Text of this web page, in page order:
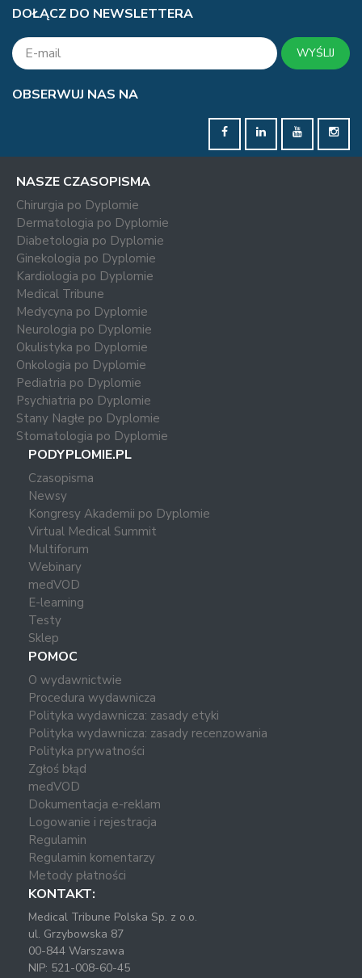
DOŁĄCZ DO NEWSLETTERA
WYŚLIJ
OBSERWUJ NAS NA
NASZE CZASOPISMA
Chirurgia po Dyplomie
Dermatologia po Dyplomie
Diabetologia po Dyplomie
Ginekologia po Dyplomie
Kardiologia po Dyplomie
Medical Tribune
Medycyna po Dyplomie
Neurologia po Dyplomie
Okulistyka po Dyplomie
Onkologia po Dyplomie
Pediatria po Dyplomie
Psychiatria po Dyplomie
Stany Nagłe po Dyplomie
Stomatologia po Dyplomie
PODYPLOMIE.PL
Czasopisma
Newsy
Kongresy Akademii po Dyplomie
Virtual Medical Summit
Multiforum
Webinary
medVOD
E-learning
Testy
Sklep
POMOC
O wydawnictwie
Procedura wydawnicza
Polityka wydawnicza: zasady etyki
Polityka wydawnicza: zasady recenzowania
Polityka prywatności
Zgłoś błąd
medVOD
Dokumentacja e-reklam
Logowanie i rejestracja
Regulamin
Regulamin komentarzy
Metody płatności
KONTAKT:
Medical Tribune Polska Sp. z o.o.
ul. Grzybowska 87
00-844 Warszawa
NIP: 521-008-60-45